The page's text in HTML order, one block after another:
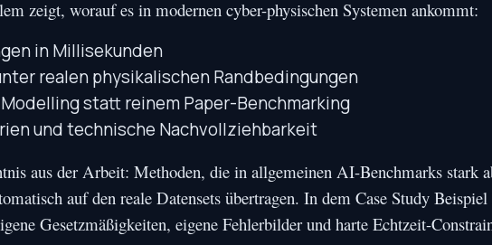
zeigt, worauf es in modernen cyber-physischen Systemen ankommt:
in Millisekunden
realen physikalischen Randbedingungen
statt reinem Paper-Benchmarking
und technische Nachvollziehbarkeit
aus der Arbeit: Methoden, die in allgemeinen AI-Benchmarks stark
auf den reale Datensets übertragen. In dem Case Study
Gesetzmäßigkeiten, eigene Fehlerbilder und harte Echtzeit-